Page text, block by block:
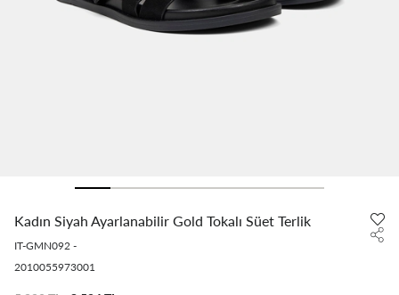
Kadın Siyah Ayarlanabilir Gold Tokalı Süet Terlik
IT-GMN092 -
2010055973001